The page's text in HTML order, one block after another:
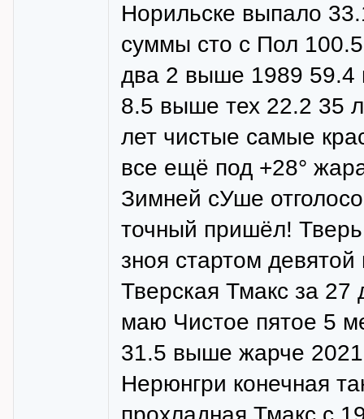
Норильске выпало
суммы сто с Пол
два 2 выше 1989 59.4
8.5 выше тех 22.2 35
лет чистые самые
все ещё под +28°
Зимней сУше
точный пришёл!
зноя стартом
Тверская Тмакс за
маю Чистое пятое 5
31.5 выше жарче
Нерюнгри конечная